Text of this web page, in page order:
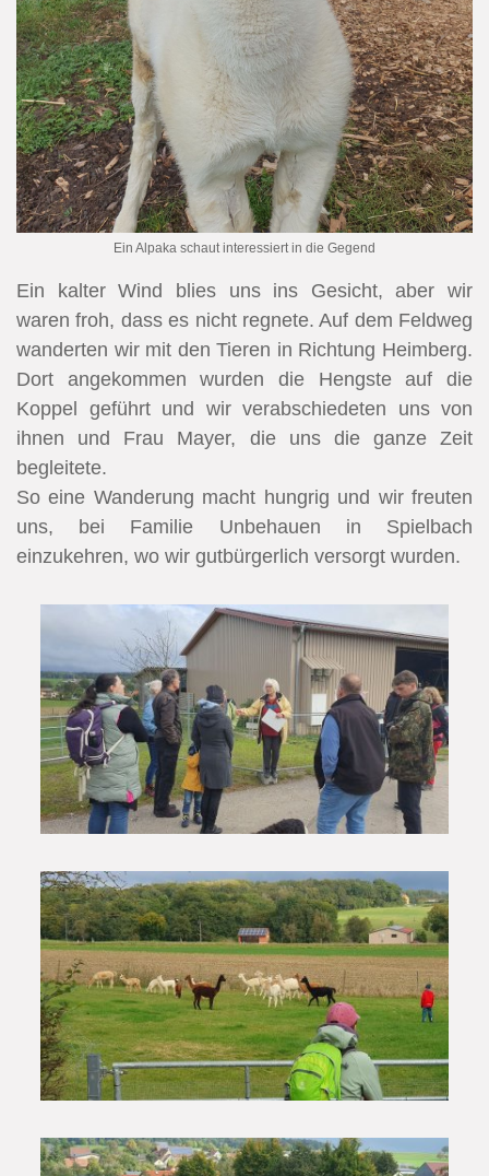
Ein Alpaka schaut interessiert in die Gegend
Ein kalter Wind blies uns ins Gesicht, aber wir
waren froh, dass es nicht regnete. Auf dem Feldweg
wanderten wir mit den Tieren in Richtung Heimberg.
Dort angekommen wurden die Hengste auf die
Koppel geführt und wir verabschiedeten uns von
ihnen und Frau Mayer, die uns die ganze Zeit
begleitete.
So eine Wanderung macht hungrig und wir freuten
uns, bei Familie Unbehauen in Spielbach
einzukehren, wo wir gutbürgerlich versorgt wurden.